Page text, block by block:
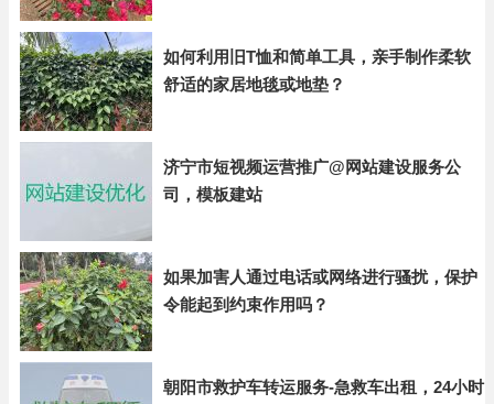
如何利用旧T恤和简单工具，亲手制作柔软
舒适的家居地毯或地垫？
济宁市短视频运营推广@网站建设服务公
司，模板建站
如果加害人通过电话或网络进行骚扰，保护
令能起到约束作用吗？
朝阳市救护车转运服务-急救车出租，24小时